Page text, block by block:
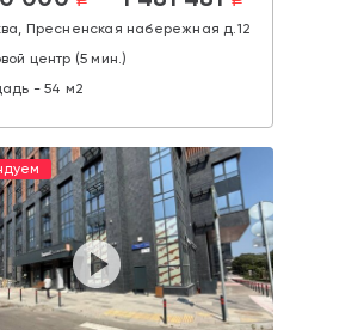
Пресненская набережная д.12
центр (5 мин.)
- 54 м2